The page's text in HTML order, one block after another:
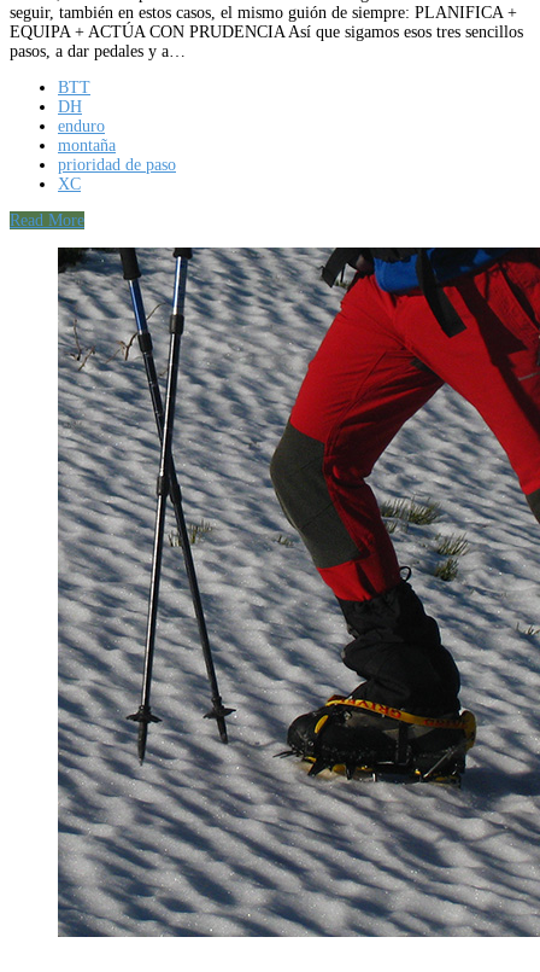
seguir, también en estos casos, el mismo guión de siempre: PLANIFICA +
EQUIPA + ACTÚA CON PRUDENCIA Así que sigamos esos tres sencillos
pasos, a dar pedales y a…
BTT
DH
enduro
montaña
prioridad de paso
XC
Read More